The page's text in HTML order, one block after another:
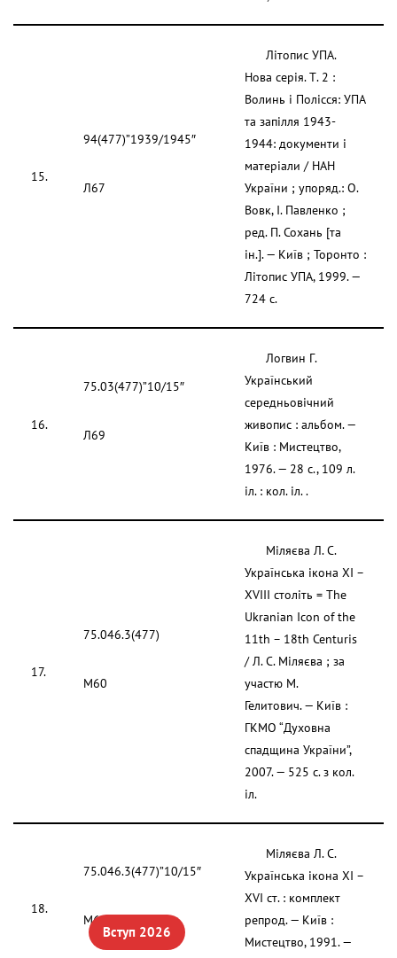
15.
94(477)”1939/1945″
Л67
Літопис УПА.
Нова серія. Т. 2 :
Волинь і Полісся: УПА
та запілля 1943-
1944: документи і
матеріали / НАН
України ; упоряд.: О.
Вовк, І. Павленко ;
ред. П. Сохань [та
ін.]. — Київ ; Торонто :
Літопис УПА, 1999. —
724 с.
16.
75.03(477)”10/15″
Л69
Логвин Г.
Український
середньовічний
живопис : альбом. —
Київ : Мистецтво,
1976. — 28 с., 109 л.
іл. : кол. іл. .
17.
75.046.3(477)
М60
Міляєва Л. С.
Українська ікона XI –
XVIII століть = The
Ukranian Icon of the
11th – 18th Centuris
/ Л. С. Міляєва ; за
участю М.
Гелитович. — Київ :
ГКМО “Духовна
спадщина України”,
2007. — 525 с. з кол.
іл.
18.
75.046.3(477)”10/15″
М60
Міляєва Л. С.
Українська ікона XI –
XVI ст. : комплект
репрод. — Київ :
Мистецтво, 1991. —
Вступ 2026